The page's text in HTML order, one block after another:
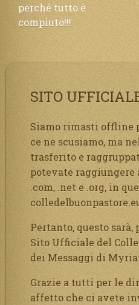
perché tutto è
compiuto!!!
SITO
Siamo rimasti offline
ce ne scusiamo, ma
trasferito e
potevate
.com, .net e .org, in
Pertanto, questo
Sito Ufficiale del
dei Messaggi di
Grazie a tutti per le
affetto che ci avete